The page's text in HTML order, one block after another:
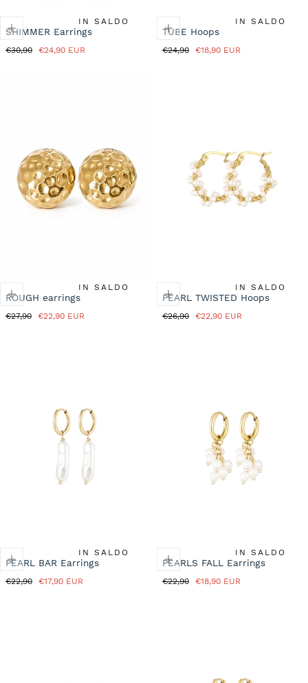
IN SALDO
SHIMMER Earrings
Prezzo
€30,90
Prezzo
€24,90 EUR
IN SALDO
TUBE Hoops
Prezzo
€24,90
Prezzo
€18,90 EUR
IN SALDO
ROUGH earrings
Prezzo
€27,90
Prezzo
€22,90 EUR
IN SALDO
PEARL TWISTED Hoops
Prezzo
€26,90
Prezzo
€22,90 EUR
IN SALDO
PEARL BAR Earrings
Prezzo
€22,90
Prezzo
€17,90 EUR
IN SALDO
PEARLS FALL Earrings
Prezzo
€22,90
Prezzo
€18,90 EUR